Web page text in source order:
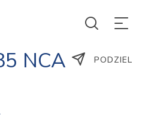
NCA PODZIEL